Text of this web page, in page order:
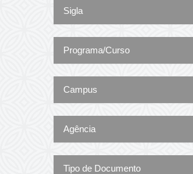
Sigla
Programa/Curso
Campus
Agência
Tipo de Documento